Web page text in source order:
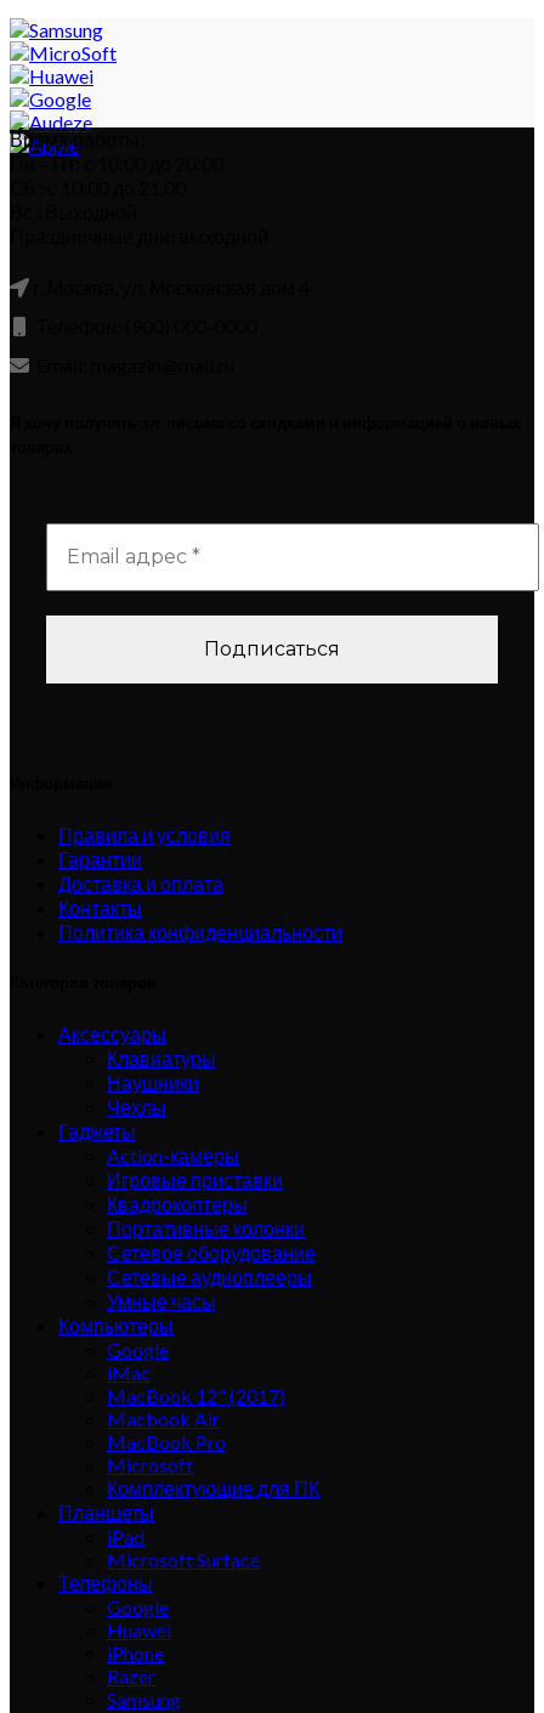
Время работы:
Пн – Пт: с 10:00 до 20:00
Правила и условия
Гарантии
Доставка и оплата
Контакты
Политика конфиденциальности
Аксессуары
Клавиатуры
Наушники
Чехлы
Гаджеты
Action-камеры
Игровые приставки
Квадрокоптеры
Портативные колонки
Сетевое оборудование
Сетевые аудиоплееры
Умные часы
Компьютеры
Google
iMac
MacBook 12" (2017)
Macbook Air
MacBook Pro
Microsoft
Комплектующие для ПК
Планшеты
iPad
Microsoft Surface
Телефоны
Google
Huawei
iPhone
Razer
Samsung